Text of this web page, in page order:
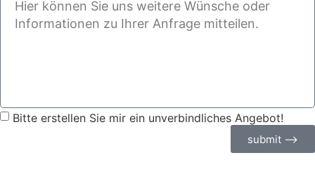
Bitte erstellen Sie mir ein unverbindliches Angebot!
submit ⟶